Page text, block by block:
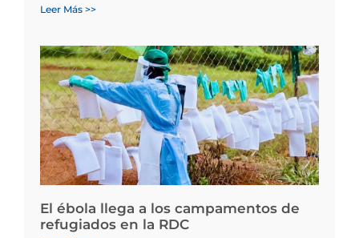
Leer Más >>
El ébola llega a los campamentos de
refugiados en la RDC